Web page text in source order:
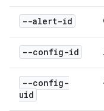
--alert-id
--config-id
--config-
uid